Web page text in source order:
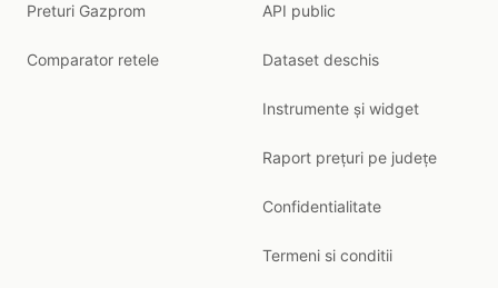
Preturi Gazprom
Comparator retele
API public
Dataset deschis
Instrumente și widget
Raport prețuri pe județe
Confidentialitate
Termeni si conditii